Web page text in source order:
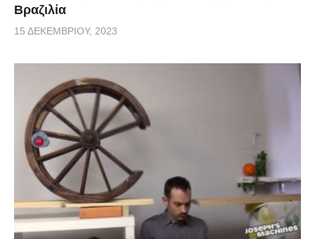
Βραζιλία
15 ΔΕΚΕΜΒΡΊΟΥ, 2023